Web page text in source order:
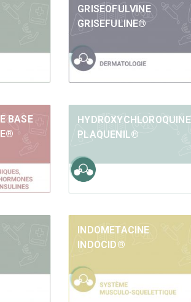
GRISEOFULVINE
GRISEFULINE®
BASE
HYDROXYCHLOROQUINE
PLAQUENIL®
INDOMETACINE
INDOCID®